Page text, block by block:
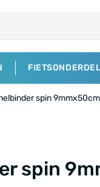
spin 9mmx50cm
spin